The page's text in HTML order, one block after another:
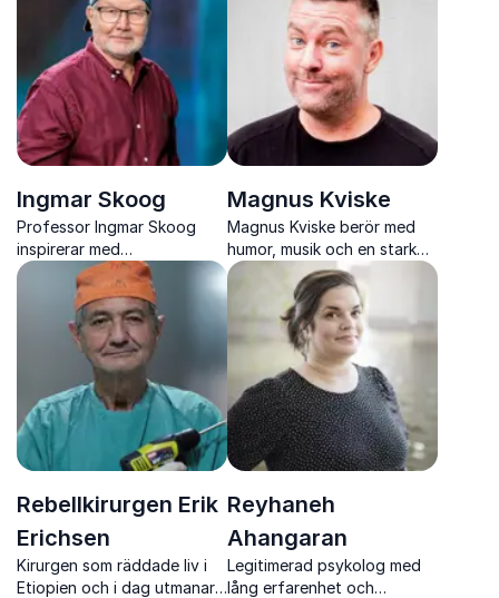
hälsa och livskvalitet.
Ingmar Skoog
Professor Ingmar Skoog
inspirerar med
evidensbaserade insikter om
åldrande, hälsa och hur vi
frigör äldres fulla potential
Magnus Kviske
Magnus Kviske berör med
humor, musik och en stark
livsberättelse som inspirerar
till mod, närvaro och
handlingskraft.
Rebellkirurgen Erik
Erichsen
Kirurgen som räddade liv i
Etiopien och i dag utmanar
Reyhaneh
Ahangaran
Legitimerad psykolog med
lång erfarenhet och